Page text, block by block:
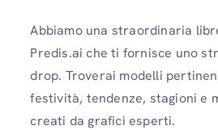
Abbiamo una straordinaria
Predis.ai che ti fornisce uno
drop. Troverai modelli
festività, tendenze, stagioni e
creati da grafici esperti.